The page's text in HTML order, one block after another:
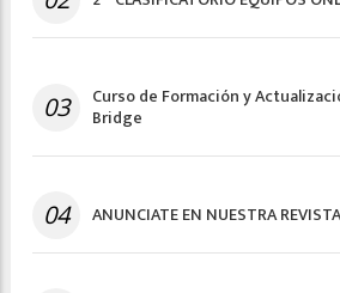
03 Curso de Formación y
Bridge
04 ANUNCIATE EN NUESTRA REVISTA